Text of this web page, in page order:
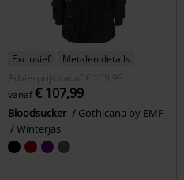
Exclusief
Metalen details
Adviesprijs
vanaf € 109,99
vanaf€ 107,99
Bloodsucker
Gothicana by EMP
Winterjas